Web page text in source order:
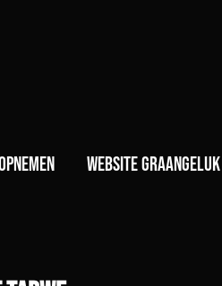
Website GraanGeluk